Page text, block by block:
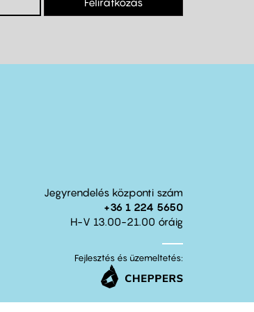
Jegyrendelés központi szám
+36 1 224 5650
H-V 13.00-21.00 óráig
Fejlesztés és üzemeltetés: